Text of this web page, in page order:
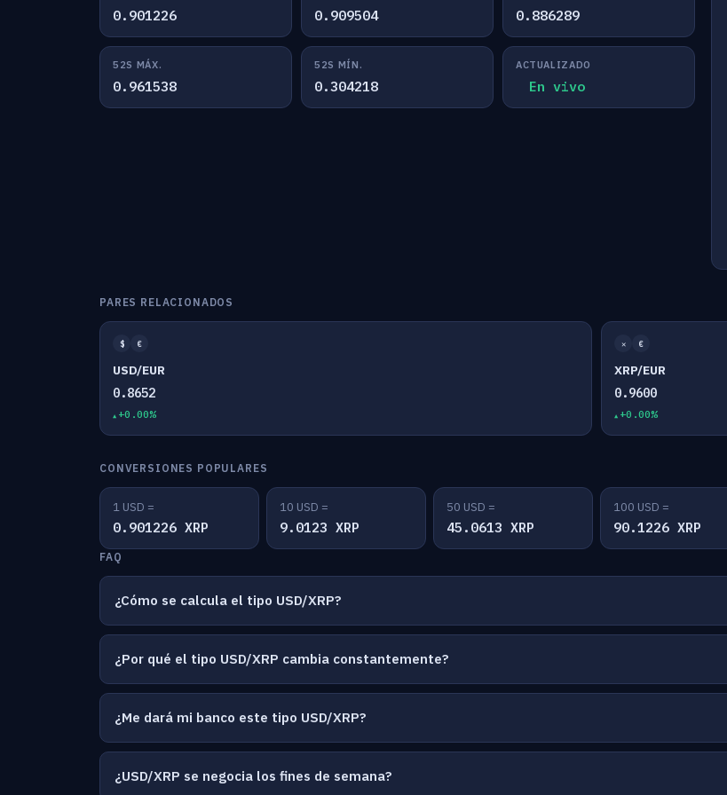
0.901226 0.909504 0.886289
52S MÁX.
0.961538
52S MÍN.
0.304218
ACTUALIZADO
En vivo
PARES RELACIONADOS
$ €
USD/EUR
0.8652
+0.00%
✕ €
XRP/EUR
0.9600
+0.00%
CONVERSIONES POPULARES
1 USD =
0.901226 XRP
10 USD =
9.0123 XRP
50 USD =
45.0613 XRP
100 USD =
90.1226 XRP
FAQ
¿Cómo se calcula el tipo USD/XRP?
¿Por qué el tipo USD/XRP cambia constantemente?
¿Me dará mi banco este tipo USD/XRP?
¿USD/XRP se negocia los fines de semana?